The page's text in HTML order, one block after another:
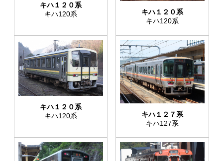
キハ１２０系
キハ120系
キハ１２０系
キハ120系
キハ１２０系
キハ120系
キハ１２７系
キハ127系